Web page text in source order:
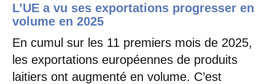
L’UE a vu ses exportations progresser en
volume en 2025
En cumul sur les 11 premiers mois de 2025,
les exportations européennes de produits
laitiers ont augmenté en volume. C’est